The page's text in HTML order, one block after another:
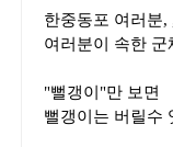
한중동포 여러분
여러분이 속한
"뻘갱이"만 보면
뻘갱이는 버릴수